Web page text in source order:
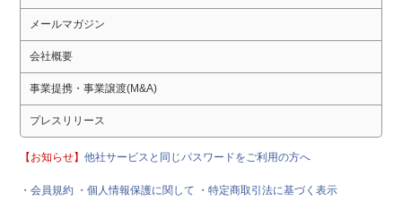
メールマガジン
会社概要
事業提携・事業譲渡(M&A)
プレスリリース
【お知らせ】他社サービスと同じパスワードをご利用の方へ
・会員規約 ・個人情報保護に関して ・特定商取引法に基づく表示